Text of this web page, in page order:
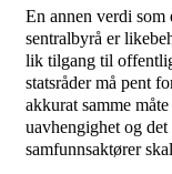
En annen verdi som
sentralbyrå er
lik tilgang til
statsråder må pent
akkurat samme
uavhengighet og
samfunnsaktører